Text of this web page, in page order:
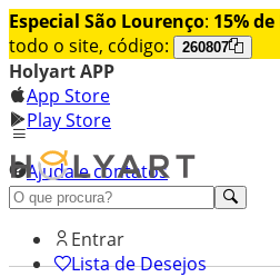
Especial São Lourenço: 15% de
todo o site, código:
260807
Holyart APP
App Store
Play Store
Ajuda e contatos
Conheça premium
Entrar
Lista de Desejos